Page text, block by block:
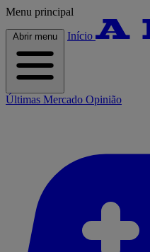
Menu principal
Abrir menu Início
Últimas Mercado Opinião